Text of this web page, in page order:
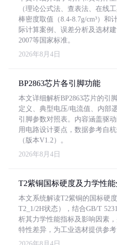
（理论公式法、查表法、在线
棒密度取值（8.4-8.7g/cm³）和
际计算案例、误差分析及选材
2007等国家标准。
2026年8月4日
BP2863芯片各引脚功能
本文详细解析BP2863芯片的引
定义、典型电压/电流值、内部
引脚参数对照表。内容涵盖驱
用电路设计要点，数据参考自
（版本V1.2）。
2026年8月4日
T2紫铜国标硬度及力学性
本文系统解读T2紫铜的国标硬
T2_1/2H状态），结合GB/T
析其力学性能指标及影响因素
特性差异，为工业选材提供参考